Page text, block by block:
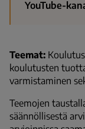
YouTube-
Teemat:
koulutusten
varmistaminen
Teemojen
säännöllisestä